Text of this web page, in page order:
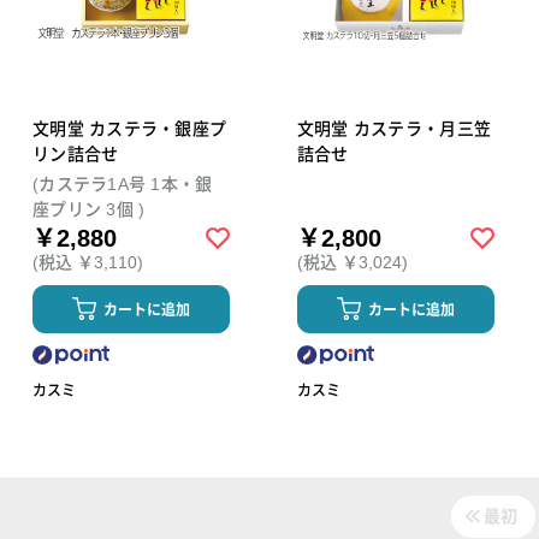
文明堂 カステラ・銀座プ
リン詰合せ
(カステラ1A号 1本・銀
座プリン 3個 )
￥2,880
(税込 ￥3,110)
カートに追加
カスミ
文明堂 カステラ・月三笠
詰合せ
￥2,800
(税込 ￥3,024)
カートに追加
カスミ
最初